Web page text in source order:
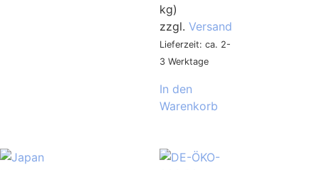
kg)
zzgl. Versand
Lieferzeit: ca. 2-
3 Werktage
In den
Warenkorb